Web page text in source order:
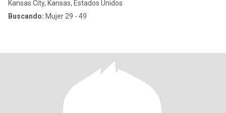
Kansas City, Kansas, Estados Unidos
Buscando: Mujer 29 - 49